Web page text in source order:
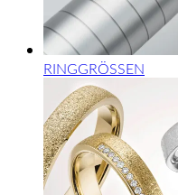
RINGGRÖSSEN